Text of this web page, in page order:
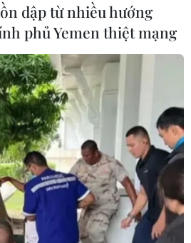
dập từ nhiều hướng
phủ Yemen thiệt mạng